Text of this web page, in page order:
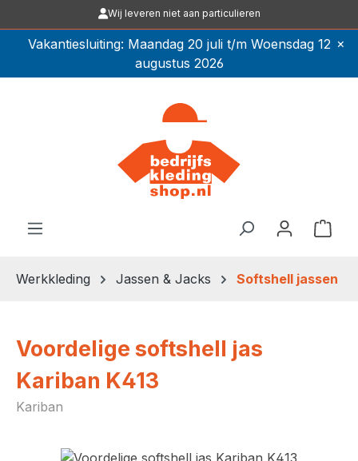
Ga naar de hoofdinhoudWij leveren niet aan particulieren
Vakantiesluiting: Maandag 20 juli t/m Woensdag 12
augustus 2026
×
Werkkleding Jassen & Jacks Softshell jassen
Voordelige softshell jas
Kariban K413
Kariban
Afbeeldingengalerij overslaan